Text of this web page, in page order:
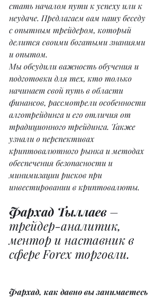
стать началом пути к успеху или к
неудаче. Предлагаем вам нашу беседу
с опытным трейдером, который
делится своими богатыми знаниями
и опытом.
Мы обсудили важность обучения и
подготовки для тех, кто только
начинает свой путь в области
финансов, рассмотрели особенности
алготрейдинга и его отличия от
традиционного трейдинга. Также
узнали о перспективах
криптовалютного рынка и методах
обеспечения безопасности и
минимизации рисков при
инвестировании в криптовалюты.
Фархад Тыллаев –
трейдер-аналитик,
ментор и наставник в
сфере Forex торговли.
Фархад, как давно вы занимаетесь